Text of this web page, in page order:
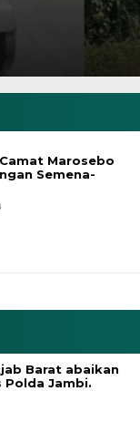
Barat abaikan
Polda Jambi.
Marosebo
Semena-